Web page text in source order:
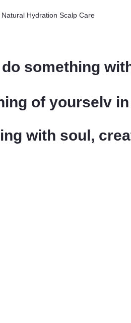
Hydration Scalp Care
do something
of yourselv
with soul,